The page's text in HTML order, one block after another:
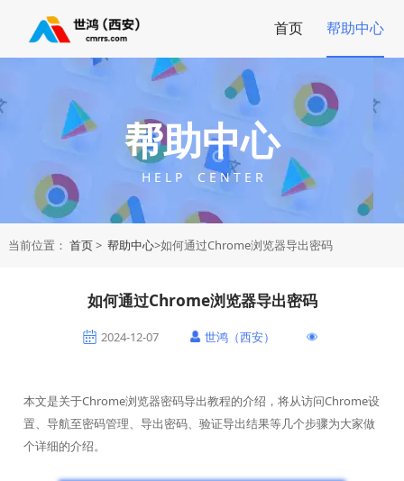
首页 帮助中心
帮助中心
H E L P C E N T E R
当前位置： 首页> 帮助中心>如何通过Chrome浏览器导出密码
如何通过Chrome浏览器导出密码
2024-12-07 世鸿（西安）
本文是关于Chrome浏览器密码导出教程的介绍，将从访问Chrome设
置、导航至密码管理、导出密码、验证导出结果等几个步骤为大家做
个详细的介绍。